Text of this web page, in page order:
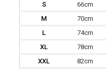
S
66cm
M
70cm
L
74cm
XL
78cm
XXL
82cm